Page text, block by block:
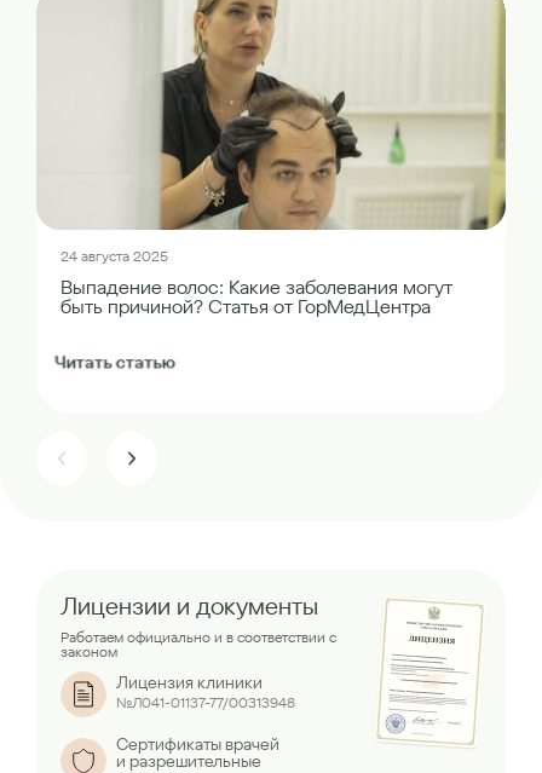
24 августа 2025
Выпадение волос: Какие заболевания могут
быть причиной? Статья от ГорМедЦентра
Читать статью
Лицензии и документы
Работаем официально и в соответствии с
законом
Лицензия клиники
№Л041-01137-77/00313948
Сертификаты врачей
и разрешительные